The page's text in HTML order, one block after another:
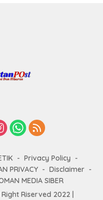
Privacy Policy
PRIVACY
Disclaimer
MEDIA SIBER
Riserved 2022 |